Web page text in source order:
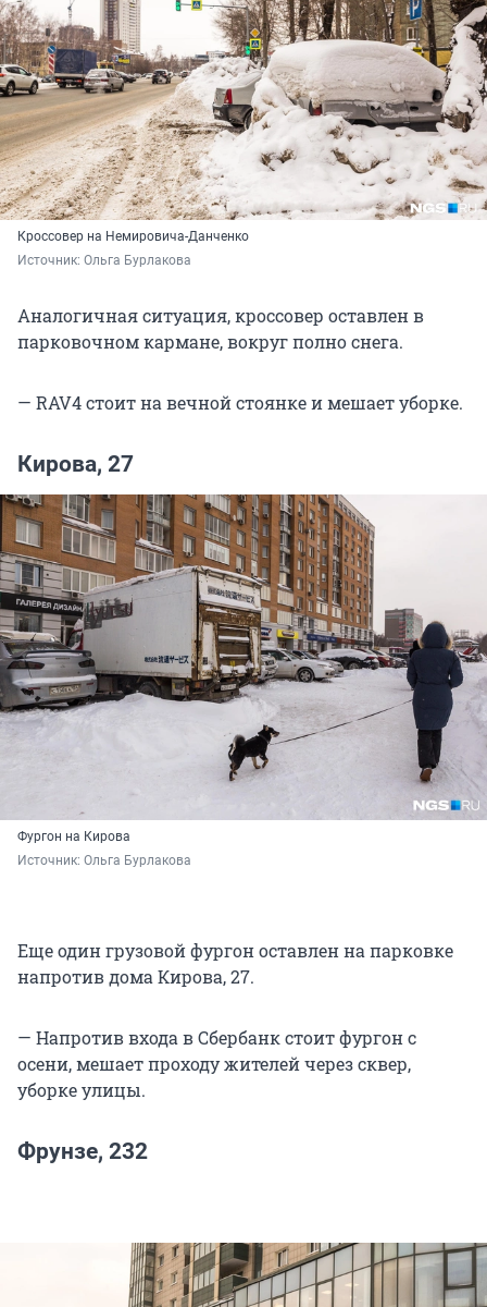
Кроссовер на Немировича-Данченко
Источник: Ольга Бурлакова
Аналогичная ситуация, кроссовер оставлен в
парковочном кармане, вокруг полно снега.
— RAV4 стоит на вечной стоянке и мешает уборке.
Кирова, 27
Фургон на Кирова
Источник: Ольга Бурлакова
Еще один грузовой фургон оставлен на парковке
напротив дома Кирова, 27.
— Напротив входа в Сбербанк стоит фургон с
осени, мешает проходу жителей через сквер,
уборке улицы.
Фрунзе, 232